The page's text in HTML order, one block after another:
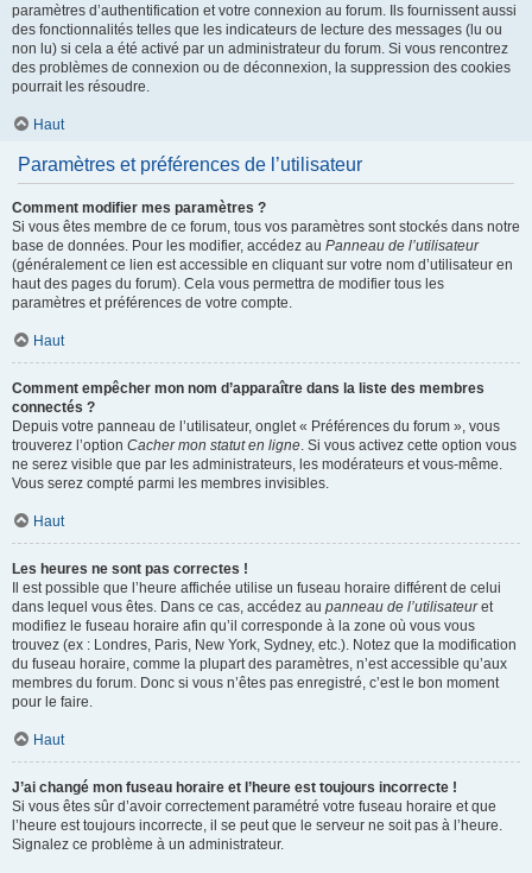
paramètres d’authentification et votre connexion au forum. Ils fournissent aussi
des fonctionnalités telles que les indicateurs de lecture des messages (lu ou
non lu) si cela a été activé par un administrateur du forum. Si vous rencontrez
des problèmes de connexion ou de déconnexion, la suppression des cookies
pourrait les résoudre.
Haut
Paramètres et préférences de l’utilisateur
Comment modifier mes paramètres ?
Si vous êtes membre de ce forum, tous vos paramètres sont stockés dans notre
base de données. Pour les modifier, accédez au Panneau de l’utilisateur
(généralement ce lien est accessible en cliquant sur votre nom d’utilisateur en
haut des pages du forum). Cela vous permettra de modifier tous les
paramètres et préférences de votre compte.
Haut
Comment empêcher mon nom d’apparaître dans la liste des membres
connectés ?
Depuis votre panneau de l’utilisateur, onglet « Préférences du forum », vous
trouverez l’option Cacher mon statut en ligne. Si vous activez cette option vous
ne serez visible que par les administrateurs, les modérateurs et vous-même.
Vous serez compté parmi les membres invisibles.
Haut
Les heures ne sont pas correctes !
Il est possible que l’heure affichée utilise un fuseau horaire différent de celui
dans lequel vous êtes. Dans ce cas, accédez au panneau de l’utilisateuret
modifiez le fuseau horaire afin qu’il corresponde à la zone où vous vous
trouvez (ex : Londres, Paris, New York, Sydney, etc.). Notez que la modification
du fuseau horaire, comme la plupart des paramètres, n’est accessible qu’aux
membres du forum. Donc si vous n’êtes pas enregistré, c’est le bon moment
pour le faire.
Haut
J’ai changé mon fuseau horaire et l’heure est toujours incorrecte !
Si vous êtes sûr d’avoir correctement paramétré votre fuseau horaire et que
l’heure est toujours incorrecte, il se peut que le serveur ne soit pas à l’heure.
Signalez ce problème à un administrateur.